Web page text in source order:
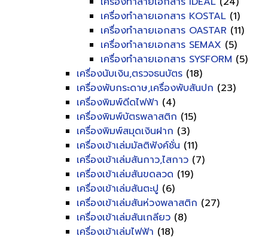
เครื่องทำลายเอกสาร KOSTAL (1)
เครื่องทำลายเอกสาร OASTAR (11)
เครื่องทำลายเอกสาร SEMAX (5)
เครื่องทำลายเอกสาร SYSFORM (5)
เครื่องนับเงิน,ตรวจธนบัตร (18)
เครื่องพับกระดาษ,เครื่องพับสันปก (23)
เครื่องพิมพ์ดีดไฟฟ้า (4)
เครื่องพิมพ์บัตรพลาสติก (15)
เครื่องพิมพ์สมุดเงินฝาก (3)
เครื่องเข้าเล่มมัลติฟังค์ชั่น (11)
เครื่องเข้าเล่มสันกาว,ไสกาว (7)
เครื่องเข้าเล่มสันขดลวด (19)
เครื่องเข้าเล่มสันตะปู (6)
เครื่องเข้าเล่มสันห่วงพลาสติก (27)
เครื่องเข้าเล่มสันเกลียว (8)
เครื่องเข้าเล่มไฟฟ้า (18)